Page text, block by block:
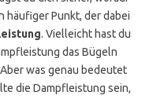
häufiger Punkt, der dabei
. Vielleicht hast du
das Bügeln
was genau bedeutet
die Dampfleistung sein,